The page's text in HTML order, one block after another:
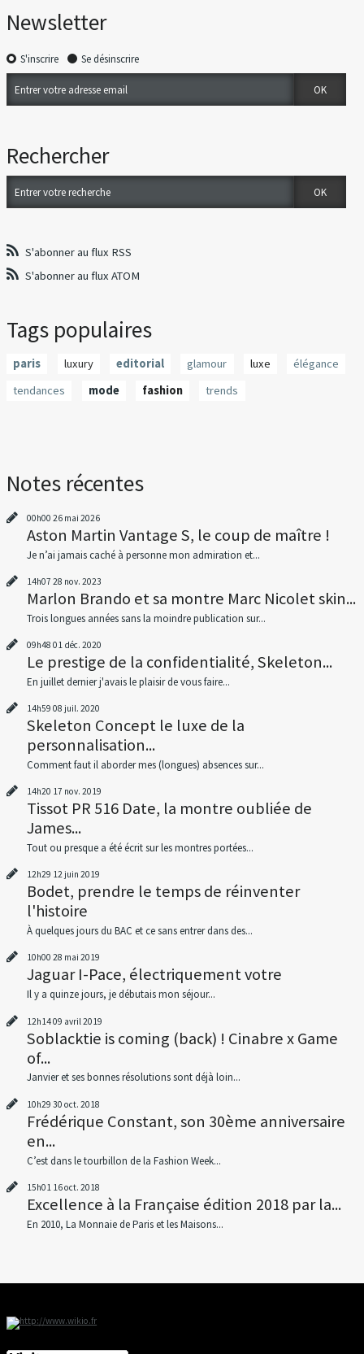
Newsletter
S'inscrire Se désinscrire
Rechercher
S'abonner au flux RSS
S'abonner au flux ATOM
Tags populaires
paris luxury editorial glamour luxe
élégance
tendances
mode fashion trends
Notes récentes
00h00 26 mai 2026
Aston Martin Vantage S, le coup de maître !
Je n’ai jamais caché à personne mon admiration et...
14h07 28 nov. 2023
Marlon Brando et sa montre Marc Nicolet skin...
Trois longues années sans la moindre publication sur...
09h48 01 déc. 2020
Le prestige de la confidentialité, Skeleton...
En juillet dernier j'avais le plaisir de vous faire...
14h59 08 juil. 2020
Skeleton Concept le luxe de la
personnalisation...
Comment faut il aborder mes (longues) absences sur...
14h20 17 nov. 2019
Tissot PR 516 Date, la montre oubliée de
James...
Tout ou presque a été écrit sur les montres portées...
12h29 12 juin 2019
Bodet, prendre le temps de réinventer
l'histoire
À quelques jours du BAC et ce sans entrer dans des...
10h00 28 mai 2019
Jaguar I-Pace, électriquement votre
Il y a quinze jours, je débutais mon séjour...
12h1409 avril 2019
Soblacktie is coming (back) ! Cinabre x Game
of...
Janvier et ses bonnes résolutions sont déjà loin...
10h29 30 oct. 2018
Frédérique Constant, son 30ème anniversaire
en...
C’est dans le tourbillon de la Fashion Week...
15h01 16oct. 2018
Excellence à la Française édition 2018 par la...
En 2010, La Monnaie de Paris et les Maisons...